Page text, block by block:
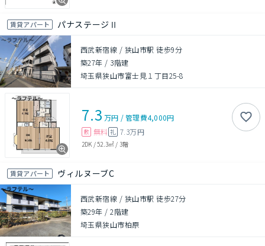
賃貸アパート パナステージⅡ
西武新宿線 / 狭山市駅 徒歩9分
築27年 / 3階建
埼玉県狭山市富士見１丁目25-8
7.3 万円 /管理費4,000円
敷 無料 礼 7.3万円
2DK /52.3㎡ / 3階
賃貸アパート ヴィルヌーブC
西武新宿線 / 狭山市駅 徒歩27分
築29年 /2階建
埼玉県狭山市柏原